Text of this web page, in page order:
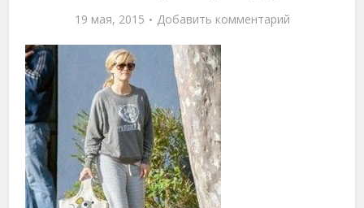
19 мая, 2015 Добавить комментарий